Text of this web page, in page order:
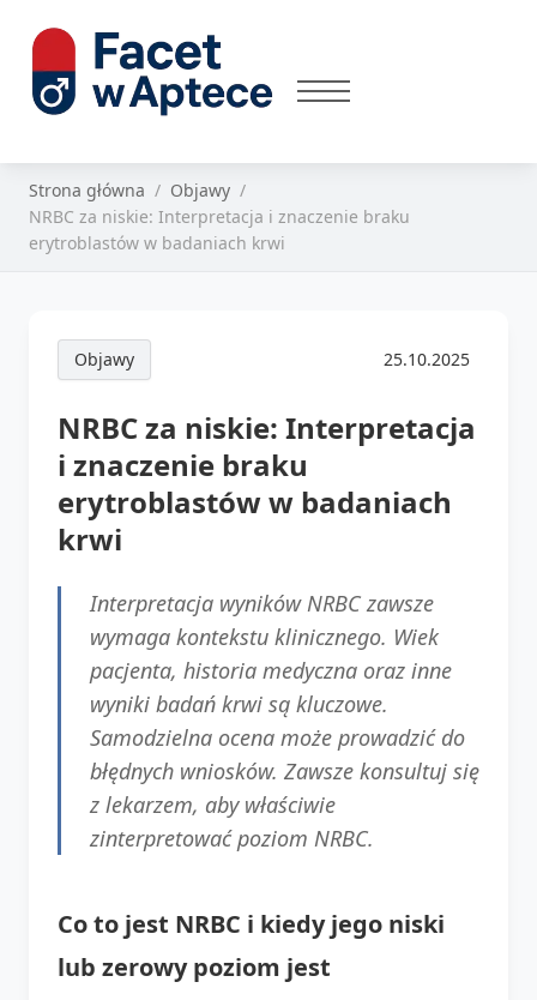
Strona główna
Objawy
NRBC za niskie: Interpretacja i znaczenie braku
erytroblastów w badaniach krwi
Objawy 25.10.2025
NRBC za niskie: Interpretacja
i znaczenie braku
erytroblastów w badaniach
krwi
Interpretacja wyników NRBC zawsze
wymaga kontekstu klinicznego. Wiek
pacjenta, historia medyczna oraz inne
wyniki badań krwi są kluczowe.
Samodzielna ocena może prowadzić do
błędnych wniosków. Zawsze konsultuj się
z lekarzem, aby właściwie
zinterpretować poziom NRBC.
Co to jest NRBC i kiedy jego niski
lub zerowy poziom jest